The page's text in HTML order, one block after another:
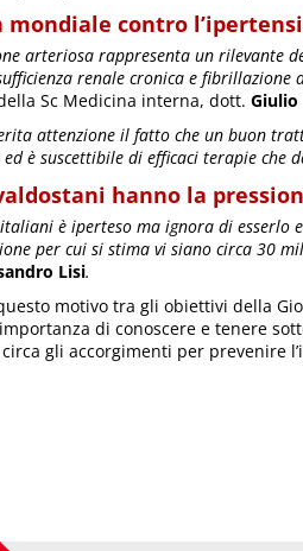
mondiale contro
arteriosa rappresenta un rilevante
renale cronica e fibrillazione
Sc Medicina interna, dott. Giulio
attenzione il fatto che un buon
è suscettibile di efficaci terapie che
hanno la
è iperteso ma ignora di esserlo
per cui si stima vi siano circa 30
Lisi.
motivo tra gli obiettivi della
di conoscere e tenere
gli accorgimenti per prevenire